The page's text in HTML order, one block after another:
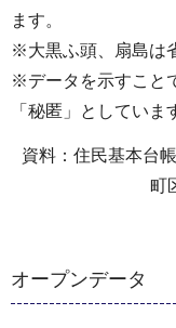
ます。
※大黒ふ頭、扇島は
※データを示すこと
「秘匿」としていま
資料：住民基本台
町
オープンデータ